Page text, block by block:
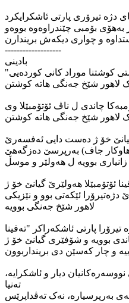
دژە تیرۆری پارتی ئاشکرایکرد
بەهۆی بۆمبی چێندراوەوە بووەو
-------------------
بادینی
لاهور شێخ جەنگی هاتە کوشتن
چاندی ل ناڤ ئۆتۆمبێلا وی
لاهور شێخ جەنگی هاتە کوشتن
خۆ ژ دەست دایی ئەفسەرێ
جاف) بەرپرسێ دەزگەهێ
ئۆتۆمبێلا هەولێرێ گیانێ خۆ ژ
ئێکەتی بوو و نێزیکی
لاهور شێخ جەنگی بوویە
پارتی ئاشکەراکر "تەقینا
بوویە و شۆفێری گیانێ خۆ ژ
دیار و ئاشکرایە،
تەنیا
بەرپرسیارە، نەک تەڤداپرێس